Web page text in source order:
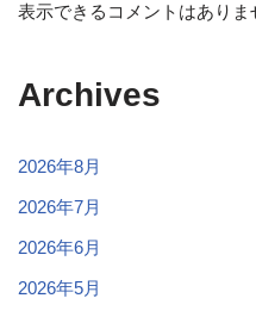
表示できるコメントはありま
Archives
2026年8月
2026年7月
2026年6月
2026年5月